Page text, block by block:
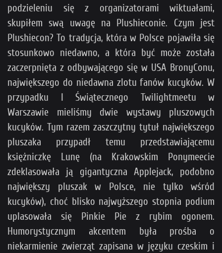
podzieleniu się z organizatorami wiktuałami,
skupiłem swą uwagę na Plushieconie. Czym jest
Plushiecon? To tradycja, która w Polsce pojawiła się
stosunkowo niedawno, a która być może została
zaczerpnięta z odbywającego się w USA BronyConu,
największego do niedawna zlotu fanów kucyków. W
przypadku I Świątecznego Twilightmeetu w
Warszawie mieliśmy dwie wystawy pluszowych
kucyków. Tym razem zaszczytny tytuł największego
pluszaka przypadł temu przedstawiającemu
księżniczkę Lunę (na Krakowskim Ponymeecie
zdeklasowała ją gigantyczna Applejack, podobno
największy pluszak w Polsce, nie tylko wśród
kucyków), choć blisko najwyższego stopnia podium
uplasowała się Pinkie Pie z rybim ogonem.
Humorystycznym akcentem była prośba o
niekarmienie zwierząt zapisana w języku czeskim i